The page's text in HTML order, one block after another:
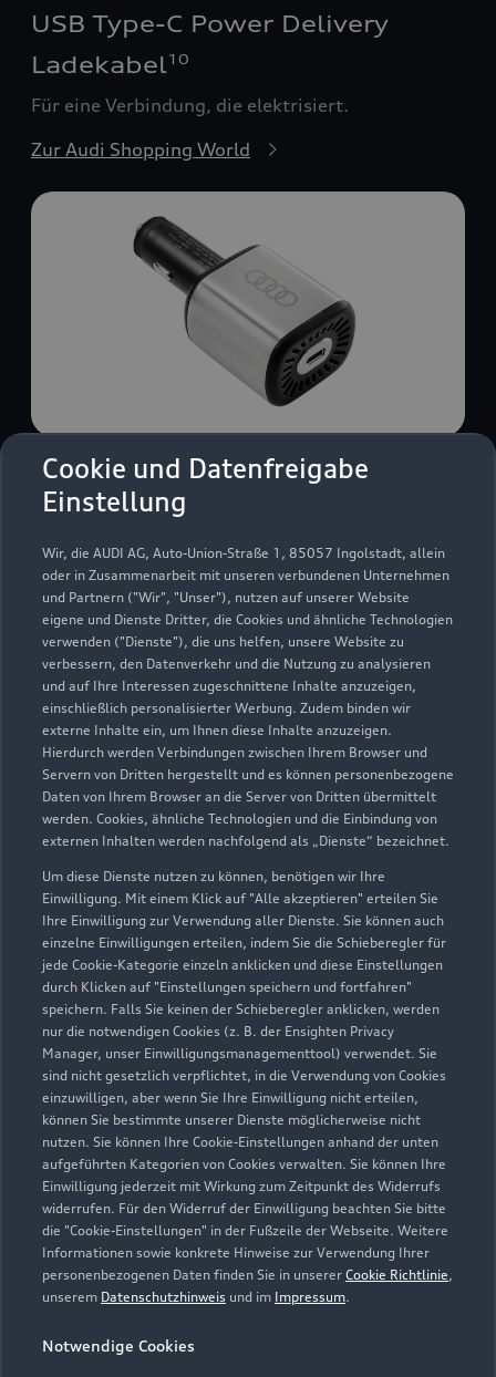
Cookie und Datenfreigabe
Einstellung
Wir, die AUDI AG, Auto-Union-Straße 1, 85057 Ingolstadt, allein
oder in Zusammenarbeit mit unseren verbundenen Unternehmen
und Partnern ("Wir", "Unser"), nutzen auf unserer Website
eigene und Dienste Dritter, die Cookies und ähnliche Technologien
verwenden ("Dienste"), die uns helfen, unsere Website zu
verbessern, den Datenverkehr und die Nutzung zu analysieren
und auf Ihre Interessen zugeschnittene Inhalte anzuzeigen,
einschließlich personalisierter Werbung. Zudem binden wir
externe Inhalte ein, um Ihnen diese Inhalte anzuzeigen.
Hierdurch werden Verbindungen zwischen Ihrem Browser und
Servern von Dritten hergestellt und es können personenbezogene
Daten von Ihrem Browser an die Server von Dritten übermittelt
werden. Cookies, ähnliche Technologien und die Einbindung von
externen Inhalten werden nachfolgend als „Dienste“ bezeichnet.
Um diese Dienste nutzen zu können, benötigen wir Ihre
Einwilligung. Mit einem Klick auf "Alle akzeptieren" erteilen Sie
Ihre Einwilligung zur Verwendung aller Dienste. Sie können auch
einzelne Einwilligungen erteilen, indem Sie die Schieberegler für
jede Cookie-Kategorie einzeln anklicken und diese Einstellungen
durch Klicken auf "Einstellungen speichern und fortfahren"
speichern. Falls Sie keinen der Schieberegler anklicken, werden
nur die notwendigen Cookies (z. B. der Ensighten Privacy
Manager, unser Einwilligungsmanagementtool) verwendet. Sie
sind nicht gesetzlich verpflichtet, in die Verwendung von Cookies
einzuwilligen, aber wenn Sie Ihre Einwilligung nicht erteilen,
können Sie bestimmte unserer Dienste möglicherweise nicht
nutzen. Sie können Ihre Cookie-Einstellungen anhand der unten
aufgeführten Kategorien von Cookies verwalten. Sie können Ihre
Einwilligung jederzeit mit Wirkung zum Zeitpunkt des Widerrufs
widerrufen. Für den Widerruf der Einwilligung beachten Sie bitte
die "Cookie-Einstellungen" in der Fußzeile der Webseite. Weitere
Informationen sowie konkrete Hinweise zur Verwendung Ihrer
personenbezogenen Daten finden Sie in unserer Cookie Richtlinie,
unserem Datenschutzhinweis und im Impressum.
Notwendige Cookies
USB Type-C Power Delivery
Ladekabel10
Für eine Verbindung, die elektrisiert.
Zur Audi Shopping World
USB Power-Ladegerät
USB Power-Ladegerät für schnelles und
komfortables Laden von Mobiltelefonen, Tablets
oder Laptops.
Zur Audi Shopping World
Audi Pflegemitteltasche
Sommer
Damit Ihr Audi auch im Sommer glänzt: die
passende Pflege in einer Tasche.
Zur Audi Shopping World